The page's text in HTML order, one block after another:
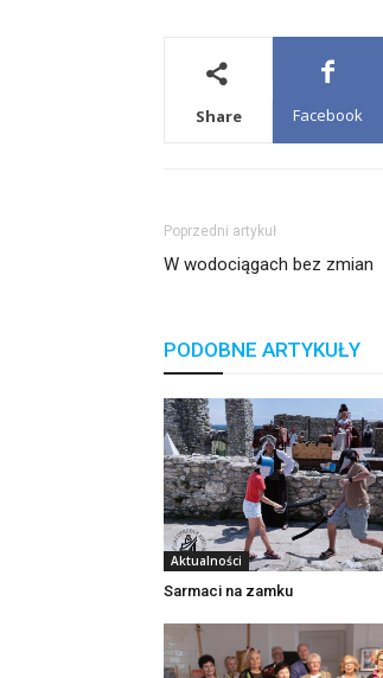
Share Facebook
Poprzedni artykuł
W wodociągach bez zmian
PODOBNE ARTYKUŁY
Aktualności
Sarmaci na zamku